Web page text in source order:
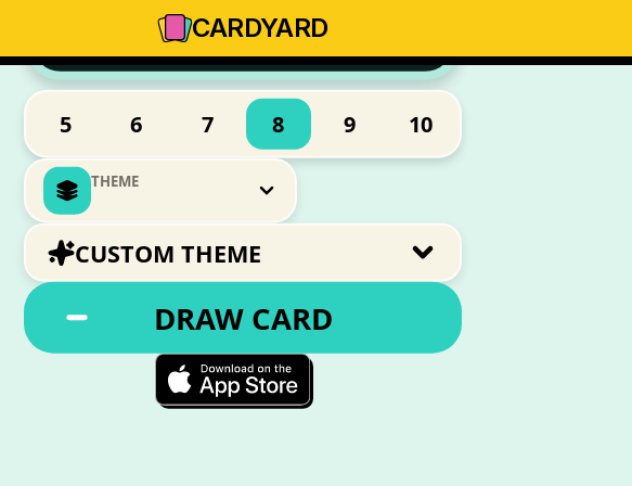
CARDYARD
MOTS PRONONCÉS
5 6 7 8 9 10
THEME
CUSTOM THEME
DRAW CARD